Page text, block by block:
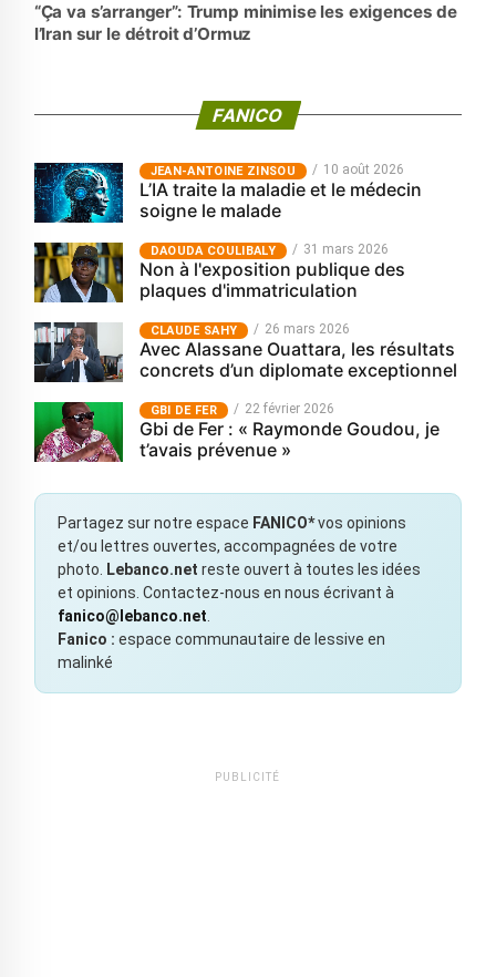
“Ça va s’arranger”: Trump minimise les exigences de
l’Iran sur le détroit d’Ormuz
FANICO
JEAN-ANTOINE ZINSOU 10 août 2026
L’IA traite la maladie et le médecin
soigne le malade
‎DAOUDA COULIBALY 31 mars 2026
Non à l'exposition publique des
plaques d'immatriculation
CLAUDE SAHY 26 mars 2026
Avec Alassane Ouattara, les résultats
concrets d’un diplomate exceptionnel
GBI DE FER 22 février 2026
Gbi de Fer : « Raymonde Goudou, je
t’avais prévenue »
Partagez sur notre espace FANICO*vos opinions
et/ou lettres ouvertes, accompagnées de votre
photo.
Lebanco.net reste ouvert à toutes les idées
et opinions. Contactez-nous en nous écrivant à
fanico@lebanco.net
Fanico : espace communautaire de lessive en
malinké
PUBLICITÉ